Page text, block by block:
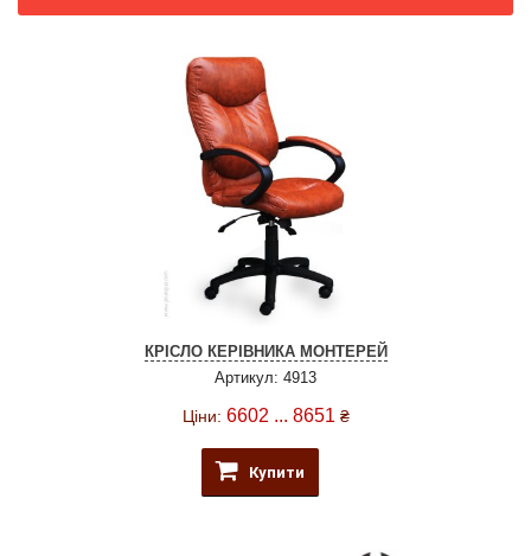
КРІСЛО КЕРІВНИКА МОНТЕРЕЙ
Артикул: 4913
Ціни: 6602 ... 8651 ₴
Купити